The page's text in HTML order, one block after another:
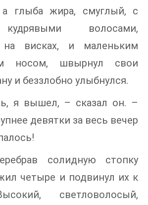
а глыба жира, смуглый, с
волосами,
висках, и маленьким
носом, швырнул свои
и беззлобно улыбнулся.
я вышел, – сказал он. –
девятки за весь вечер
солидную стопку
четыре и подвинул их к
светловолосый,